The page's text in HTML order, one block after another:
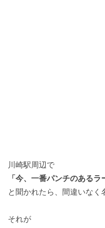
川崎駅周辺で
「今、一番パンチのあるラ
と聞かれたら、間違いなく
それが